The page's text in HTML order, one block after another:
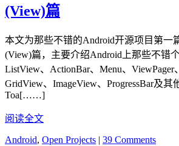
(View)篇
本文为那些不错的Android开源项目第
(View)篇，主要介绍Android上那些不错
ListView、ActionBar、Menu、ViewPager
GridView、ImageView、ProgressBar及其
Toa[……]
阅读全文
Android, Open Projects | 39 Comments